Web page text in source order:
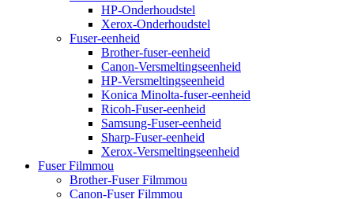
HP-Onderhoudstel
Xerox-Onderhoudstel
Fuser-eenheid
Brother-fuser-eenheid
Canon-Versmeltingseenheid
HP-Versmeltingseenheid
Konica Minolta-fuser-eenheid
Ricoh-Fuser-eenheid
Samsung-Fuser-eenheid
Sharp-Fuser-eenheid
Xerox-Versmeltingseenheid
Fuser Filmmou
Brother-Fuser Filmmou
Canon-Fuser Filmmou